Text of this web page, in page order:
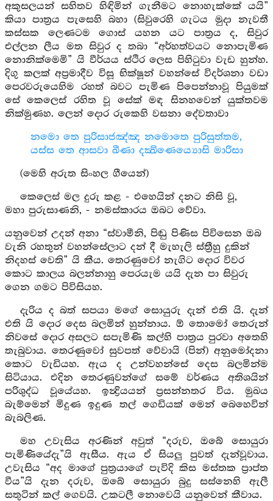
අකුසලයන් සහිතව හිඳිමින් ගැනීමට නොහැක්කේ යයි”
කියා පාත්‍රය පැසෙහි බහා (සිවුරෙහි ගැටය මුදා නැවතී
කස්සක ලෙණටම ගොස් යහන යට පාත්‍රය ද, සිවුර
එල්ලන ලීය මත සිවුර ද තබා “අර්හත්වයට නොපැමිණ
නොනික්මෙමි” යි වීර්යය ස්ථිර ලෙස පිහිටුවා වැඩ හුන්හ.
දිගු කලක් අප්‍රමාදීව විසූ භික්ෂූන් වහන්සේ විදර්ශනා වඩා
පෙරවරුයෙහිම රහත් බවට පැමිණ පිපෙන්නාවූ පියුමක්
සේ කෙලෙස් රහිත වූ සේක් මඳ සිනහවෙන් යුක්තවම
නික්මුණහ. ලෙන් දොර රුකෙහි වසනා දේවතාවා
නමො තෙ පුරිසාජඤ්ඤ නමොතෙ පුරිසුත්තම,
යස්ස තෙ ආසවා ඛීණා දක්‍ඛිණෙය්‍යොසි මාරිසා
(මෙහි අරුත සිංහල ගීයෙන්)
කෙලෙස් මල දුරු කළ - එහෙයින් දනට නිසි වූ,
මහා පුරුසාණනි, - නමස්කාරය ඔබට වේවා.
යනුවෙන් උදන් අනා “ස්වාමීනි, පිඬු පිණිස පිවිසෙන ඔබ
වැනි රහතුන් වහන්සේලාට දන් දී මැහැලි ස්ත්‍රීහු දුකින්
නිදහස් වෙති” යි කීය. තෙරණුවෝ නැගිට දොර විවර
කොට කාලය බලන්නාහු පෙරයැම යයි දැන පා සිවුරු
ගෙන ගමට පිවිසියහ.
දැරිය ද බත් සපයා මගේ සොයුරු දැන් එති යි. දැන්
එති යි දොර දෙස බලමින් හුන්නාය. ඕ තොමෝ තෙරුන්
නිවසේ දොර අසලට සපැමිණි කල්හි පාත්‍රය පුරවා අතෙහි
තැබුවාය. තෙරණුවෝ සුවපත් වේවායි (පින්) අනුමෝදනා
කොට වැඩියහ. ඇය ද උන්වහන්සේ දෙස බලමින්ම
සිටියාය. එදින තෙරණුවන්ගේ සමේ වර්ණය අතිශයින්
පරිශුද්ධ වූයේයහ. ඉන්‍ද්‍රියයන් ප්‍රසන්නතර විය. මුඛය
බැම්මෙන් මිදුණ ඉදුණ තල් ගෙඩියක් මෙන් බෙහෙවින්
බැබලිණ.
මහ උවැසිය අරණින් අවුත් “දරුව, ඔබේ සොයුරා
පැමිණියේදැ”යි ඇසීය. ඇය ඒ සියලු පුවත් දැන්වූවාය.
උවැසිය “අද මාගේ පුත්‍රයාගේ පැවිදි කිස මස්තක ප්‍රාප්ත
වීය”යි දැන දරුව, ඔබේ සොයුරා බුදු සස්නෙහි ඇලී
සතුටින් කල් ගෙවයි. උකටලී නොවෙයි යනුවෙන් කීවාය.